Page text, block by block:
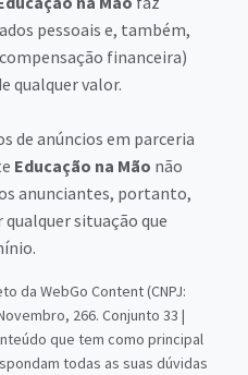
pessoais e, também,
financeira)
qualquer valor.
de anúncios em parceria
Educação na Mão não
anunciantes, portanto,
situação que
da WebGo Content (CNPJ:
266. Conjunto 33 |
que tem como principal
todas as suas dúvidas